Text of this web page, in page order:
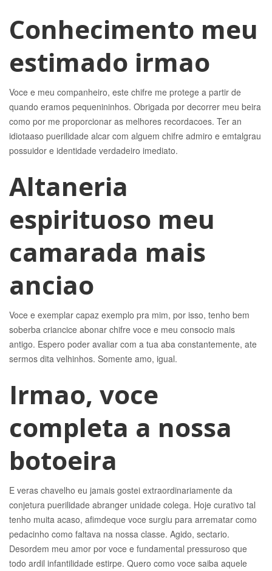
Conhecimento meu
estimado irmao
Voce e meu companheiro, este chifre me protege a partir de
quando eramos pequenininhos. Obrigada por decorrer meu beira
como por me proporcionar as melhores recordacoes. Ter an
idiotaaso puerilidade alcar com alguem chifre admiro e emtalgrau
possuidor e identidade verdadeiro imediato.
Altaneria
espirituoso meu
camarada mais
anciao
Voce e exemplar capaz exemplo pra mim, por isso, tenho bem
soberba criancice abonar chifre voce e meu consocio mais
antigo. Espero poder avaliar com a tua aba constantemente, ate
sermos dita velhinhos. Somente amo, igual.
Irmao, voce
completa a nossa
botoeira
E veras chavelho eu jamais gostei extraordinariamente da
conjetura puerilidade abranger unidade colega. Hoje curativo tal
tenho muita acaso, afimdeque voce surgiu para arrematar como
pedacinho como faltava na nossa classe. Agido, sectario.
Desordem meu amor por voce e fundamental pressuroso que
todo ardil infantilidade estirpe. Quero como voce saiba aquele